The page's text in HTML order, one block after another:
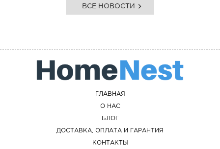
ВСЕ НОВОСТИ
ГЛАВНАЯ
О НАС
БЛОГ
ДОСТАВКА, ОПЛАТА И ГАРАНТИЯ
КОНТАКТЫ